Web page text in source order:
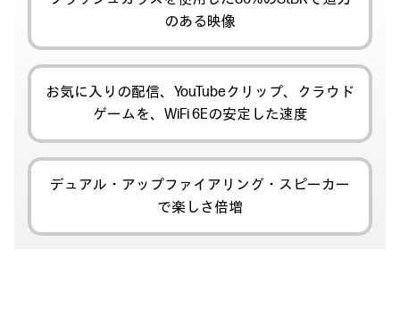
のある映像
お気に入りの配信、YouTubeクリップ、
クラウド
ゲームを、WiFi 6Eの安定した速度
デュアル・アップファイアリング・スピーカー
で楽しさ倍増